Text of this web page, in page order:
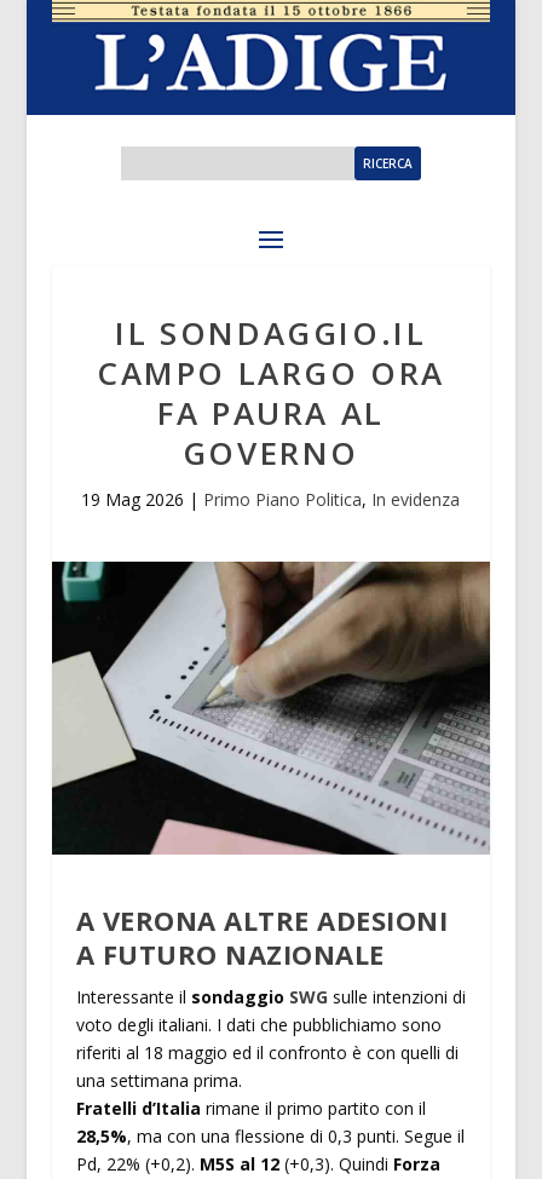
IL SONDAGGIO.IL
CAMPO LARGO ORA
FA PAURA AL
GOVERNO
19 Mag 2026 | Primo Piano Politica, In evidenza
A VERONA ALTRE ADESIONI
A FUTURO NAZIONALE
Interessante il sondaggio SWG sulle intenzioni di
voto degli italiani. I dati che pubblichiamo sono
riferiti al 18 maggio ed il confronto è con quelli di
una settimana prima.
Fratelli d’Italia rimane il primo partito con il
28,5%, ma con una flessione di 0,3 punti. Segue il
Pd, 22% (+0,2). M5S al 12(+0,3). Quindi Forza